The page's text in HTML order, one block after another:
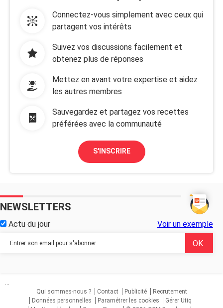
Connectez-vous simplement avec ceux qui
partagent vos intérêts
Suivez vos discussions facilement et
obtenez plus de réponses
Mettez en avant votre expertise et aidez
les autres membres
Sauvegardez et partagez vos recettes
préférées avec la communauté
S'INSCRIRE
NEWSLETTERS
Actu du jour Voir un exemple
...
Qui sommes-nous ?
Contact Publicité
Recrutement
Données personnelles
Paramétrer les cookies
Gérer Utiq